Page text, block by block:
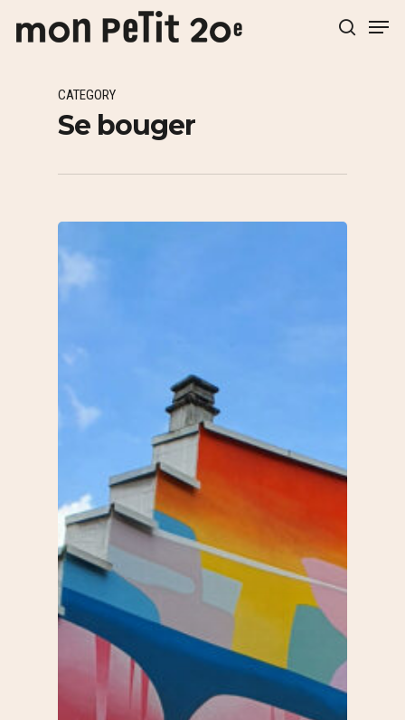
Hit enter to search or ESC to close
CATEGORY
Se bouger